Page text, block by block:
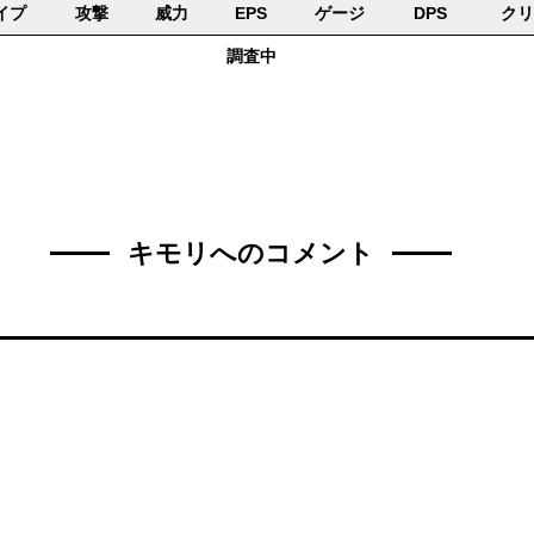
プ 攻撃 威力 EPS ゲージ DPS ク
調査中
キモリへのコメント